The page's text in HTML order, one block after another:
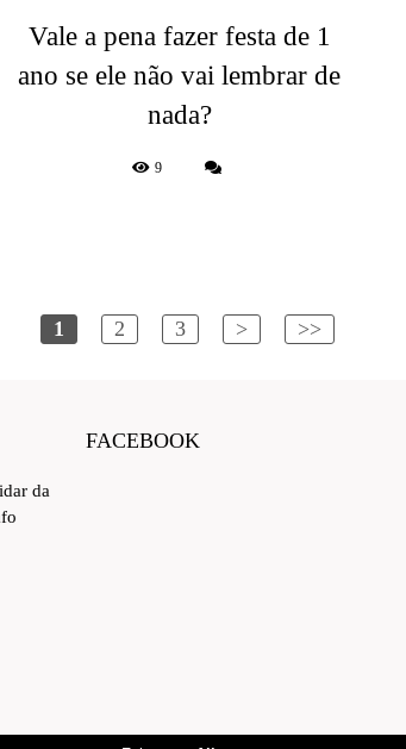
Vale a pena fazer festa de 1
ano se ele não vai lembrar de
nada?
9
1 2 3 > >>
da
FACEBOOK